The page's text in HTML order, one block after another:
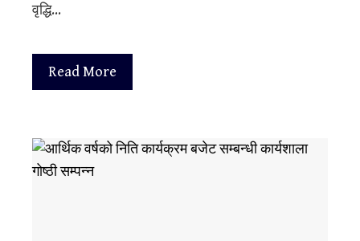
वृद्धि…
Read More